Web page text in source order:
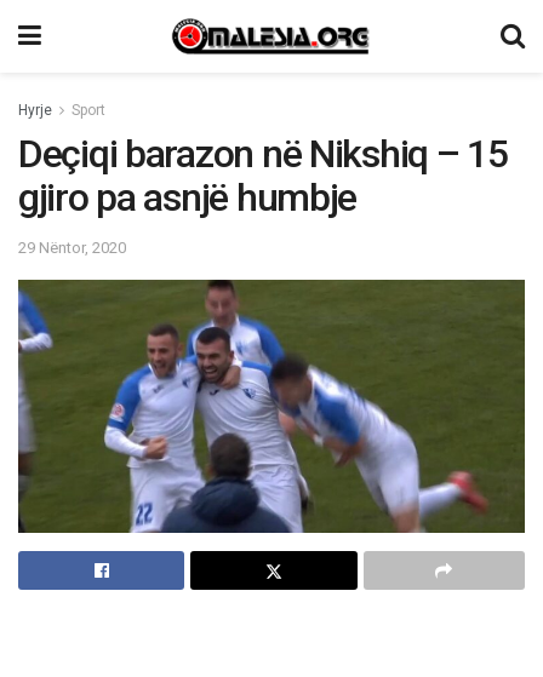
Hyrje Sport
Deçiqi barazon në Nikshiq – 15
gjiro pa asnjë humbje
29 Nëntor, 2020